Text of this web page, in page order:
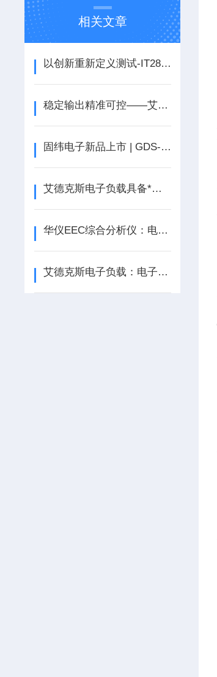
相关文章
以创新重新定义测试-IT2800高精密源测量单元全新上市
稳定输出精准可控——艾德克斯电源专属应用方案
固纬电子新品上市 | GDS-3000A系列 数字存储示波器
艾德克斯电子负载具备*的保护功能
华仪EEC综合分析仪：电力系统的全能守护者
艾德克斯电子负载：电子测试与测量的新方向